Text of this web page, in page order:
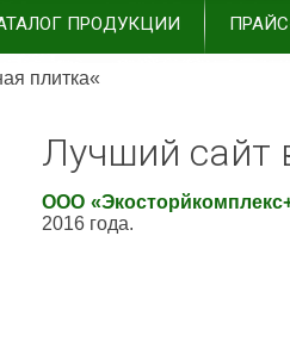
ПРОДУКЦИИ
плитка«
Лучший сайт
ООО
2016 года.